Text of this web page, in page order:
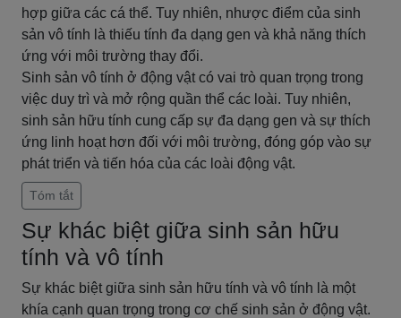
hợp giữa các cá thể. Tuy nhiên, nhược điểm của sinh
sản vô tính là thiếu tính đa dạng gen và khả năng thích
ứng với môi trường thay đổi.
Sinh sản vô tính ở động vật có vai trò quan trọng trong
việc duy trì và mở rộng quần thể các loài. Tuy nhiên,
sinh sản hữu tính cung cấp sự đa dạng gen và sự thích
ứng linh hoạt hơn đối với môi trường, đóng góp vào sự
phát triển và tiến hóa của các loài động vật.
Tóm tắt
Sự khác biệt giữa sinh sản hữu
tính và vô tính
Sự khác biệt giữa sinh sản hữu tính và vô tính là một
khía cạnh quan trọng trong cơ chế sinh sản ở động vật.